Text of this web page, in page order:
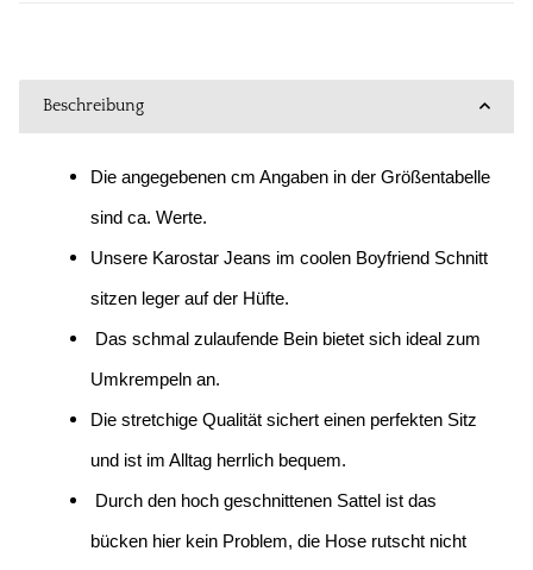
Beschreibung
Die angegebenen cm Angaben in der Größentabelle
sind ca. Werte.
Unsere Karostar Jeans im coolen Boyfriend Schnitt
sitzen leger auf der Hüfte.
Das schmal zulaufende Bein bietet sich ideal zum
Umkrempeln an.
Die stretchige Qualität sichert einen perfekten Sitz
und ist im Alltag herrlich bequem.
Durch den hoch geschnittenen Sattel ist das
bücken hier kein Problem, die Hose rutscht nicht